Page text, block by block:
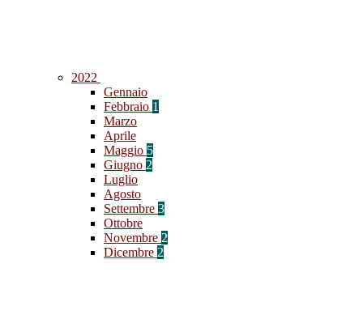
2022
Gennaio
Febbraio 1
Marzo
Aprile
Maggio 5
Giugno 2
Luglio
Agosto
Settembre 3
Ottobre
Novembre 2
Dicembre 2